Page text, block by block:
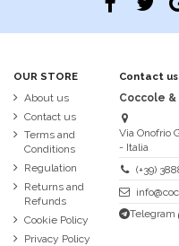
OUR STORE
About us
Contact us
Terms and
Conditions
Regulation
Returns and
Refunds
Cookie Policy
Privacy Policy
Contact us
Coccole &
Via Onofrio
- Italia
(+39)
Telegram